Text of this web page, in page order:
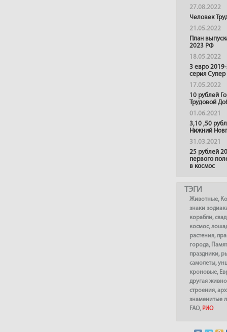
27.08.2022
Человек
21.05.2022
План
2023 РФ
18.05.2022
3 евро
серия
17.05.2022
10 рублей
Трудовой
01.06.2021
3,10 ,50
Нижний
31.03.2021
25 рублей
первого
в космос
ТЭГИ
Животные,
знаки
корабли,
космос,
растения,
города,
праздники,
самолеты,
кроновые,
другая
строения,
знаменитые
FAO, РИО